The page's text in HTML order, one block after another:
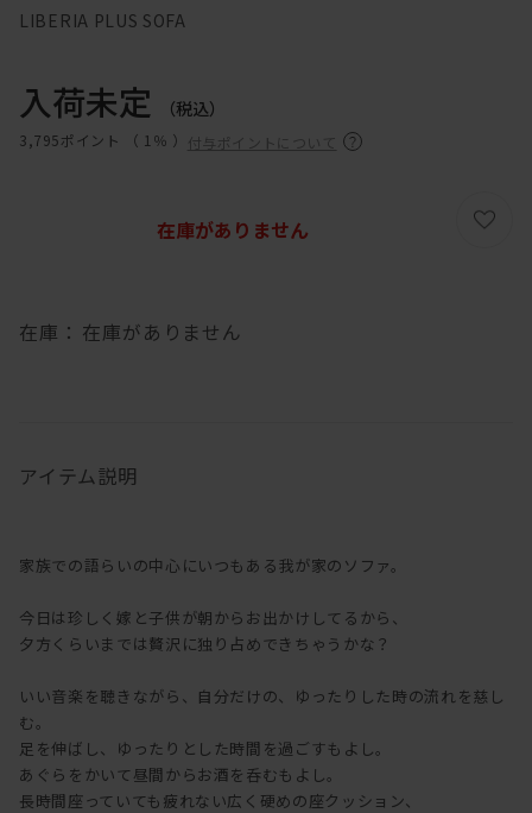
LIBERIA PLUS SOFA
入荷未定 （税込）
3,795ポイント （ 1％ ） 付与ポイントについて
在庫： 在庫がありません
在庫がありません
アイテム説明
家族での語らいの中心にいつもある我が家のソファ。
今日は珍しく嫁と子供が朝からお出かけしてるから、
夕方くらいまでは贅沢に独り占めできちゃうかな？
いい音楽を聴きながら、自分だけの、ゆったりした時の流れを慈し
む。
足を伸ばし、ゆったりとした時間を過ごすもよし。
あぐらをかいて昼間からお酒を呑むもよし。
長時間座っていても疲れない広く硬めの座クッション、